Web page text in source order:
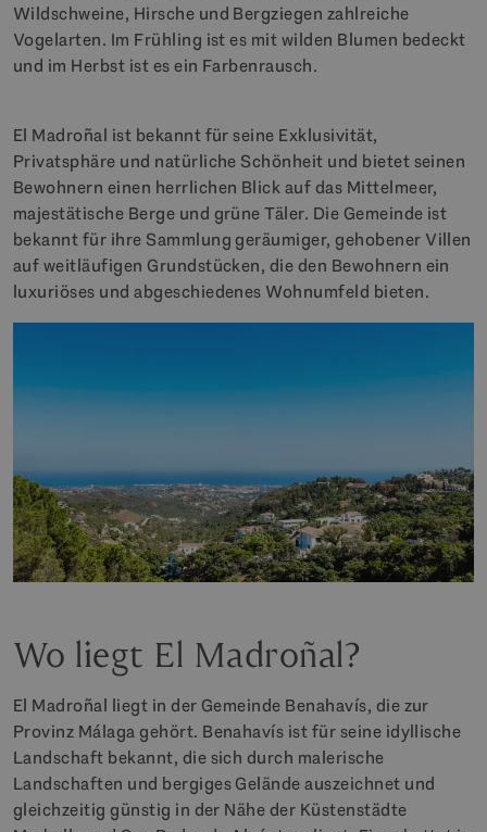
Wildschweine, Hirsche und Bergziegen zahlreiche
Vogelarten. Im Frühling ist es mit wilden Blumen bedeckt
und im Herbst ist es ein Farbenrausch.
El Madroñal ist bekannt für seine Exklusivität,
Privatsphäre und natürliche Schönheit und bietet seinen
Bewohnern einen herrlichen Blick auf das Mittelmeer,
majestätische Berge und grüne Täler. Die Gemeinde ist
bekannt für ihre Sammlung geräumiger, gehobener Villen
auf weitläufigen Grundstücken, die den Bewohnern ein
luxuriöses und abgeschiedenes Wohnumfeld bieten.
Wo liegt El Madroñal?
El Madroñal liegt in der Gemeinde Benahavís, die zur
Provinz Málaga gehört. Benahavís ist für seine idyllische
Landschaft bekannt, die sich durch malerische
Landschaften und bergiges Gelände auszeichnet und
gleichzeitig günstig in der Nähe der Küstenstädte